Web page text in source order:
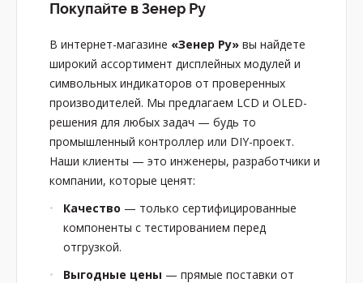
Покупайте в Зенер Ру
В интернет-магазине «Зенер Ру» вы найдете
широкий ассортимент дисплейных модулей и
символьных индикаторов от проверенных
производителей. Мы предлагаем LCD и OLED-
решения для любых задач — будь то
промышленный контроллер или DIY-проект.
Наши клиенты — это инженеры, разработчики и
компании, которые ценят:
Качество — только сертифицированные
компоненты с тестированием перед
отгрузкой.
Выгодные цены — прямые поставки от